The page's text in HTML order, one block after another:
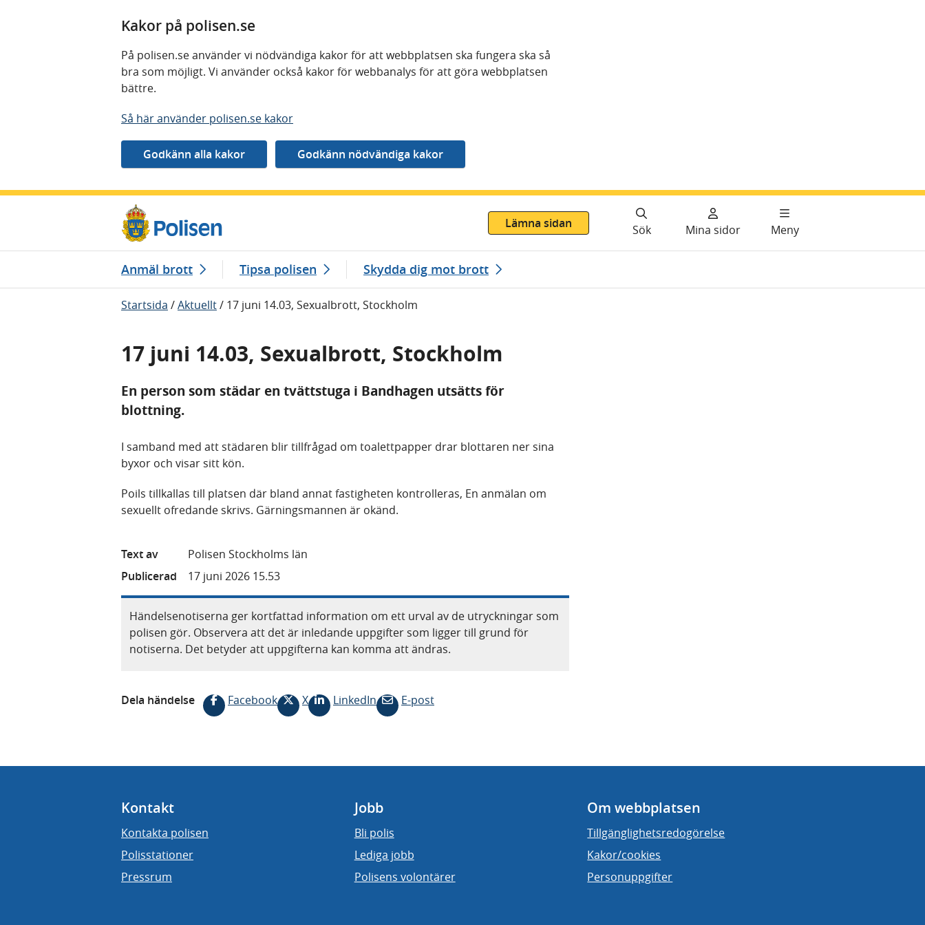
Kakor på polisen.se
På polisen.se använder vi nödvändiga kakor för att webbplatsen ska fungera ska så
bra som möjligt. Vi använder också kakor för webbanalys för att göra webbplatsen
bättre.
Så här använder polisen.se kakor
Lämna sidan
Sök Mina sidor Meny
Anmäl brott Tipsa polisen Skydda dig mot brott
Startsida /Aktuellt/ 17 juni 14.03, Sexualbrott, Stockholm
17 juni 14.03, Sexualbrott, Stockholm
En person som städar en tvättstuga i Bandhagen utsätts för
blottning.
I samband med att städaren blir tillfrågad om toalettpapper drar blottaren ner sina
byxor och visar sitt kön.
Poils tillkallas till platsen där bland annat fastigheten kontrolleras, En anmälan om
sexuellt ofredande skrivs. Gärningsmannen är okänd.
Text av
Polisen Stockholms län
Publicerad
17 juni 2026 15.53
Händelsenotiserna ger kortfattad information om ett urval av de utryckningar som
polisen gör. Observera att det är inledande uppgifter som ligger till grund för
notiserna. Det betyder att uppgifterna kan komma att ändras.
Dela händelse Facebook X LinkedIn E-post
Kontakt
Kontakta polisen
Polisstationer
Pressrum
Jobb
Bli polis
Lediga jobb
Polisens volontärer
Om webbplatsen
Tillgänglighetsredogörelse
Kakor/cookies
Personuppgifter